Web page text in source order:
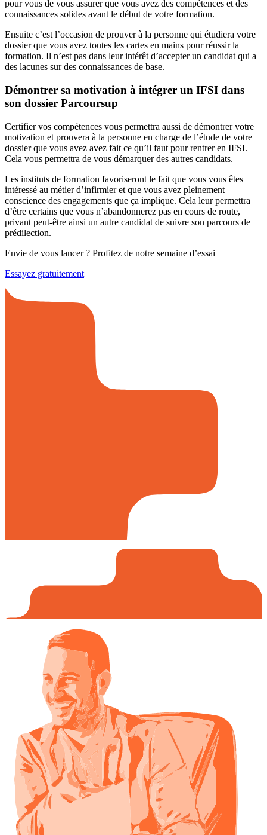
pour vous de vous assurer que vous avez des compétences et des
connaissances solides avant le début de votre formation.
Ensuite c’est l’occasion de prouver à la personne qui étudiera votre
dossier que vous avez toutes les cartes en mains pour réussir la
formation. Il n’est pas dans leur intérêt d’accepter un candidat qui a
des lacunes sur des connaissances de base.
Démontrer sa motivation à intégrer un IFSI dans
son dossier Parcoursup
Certifier vos compétences vous permettra aussi de démontrer votre
motivation et prouvera à la personne en charge de l’étude de votre
dossier que vous avez avez fait ce qu’il faut pour rentrer en IFSI.
Cela vous permettra de vous démarquer des autres candidats.
Les instituts de formation favoriseront le fait que vous vous êtes
intéressé au métier d’infirmier et que vous avez pleinement
conscience des engagements que ça implique. Cela leur permettra
d’être certains que vous n’abandonnerez pas en cours de route,
privant peut-être ainsi un autre candidat de suivre son parcours de
prédilection.
Envie de vous lancer ? Profitez de notre semaine d’essai
Essayez gratuitement